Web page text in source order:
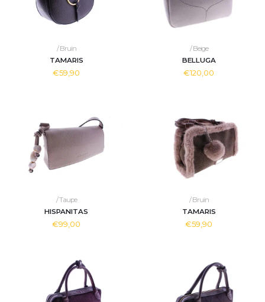
/ Bruin
TAMARIS
€59,90
/ Beige
BELLUGA
€120,00
/ Taupe
HISPANITAS
€99,00
/ Bruin
TAMARIS
€59,90